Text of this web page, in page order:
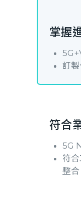
掌握
訂
符合
5G
符
整合